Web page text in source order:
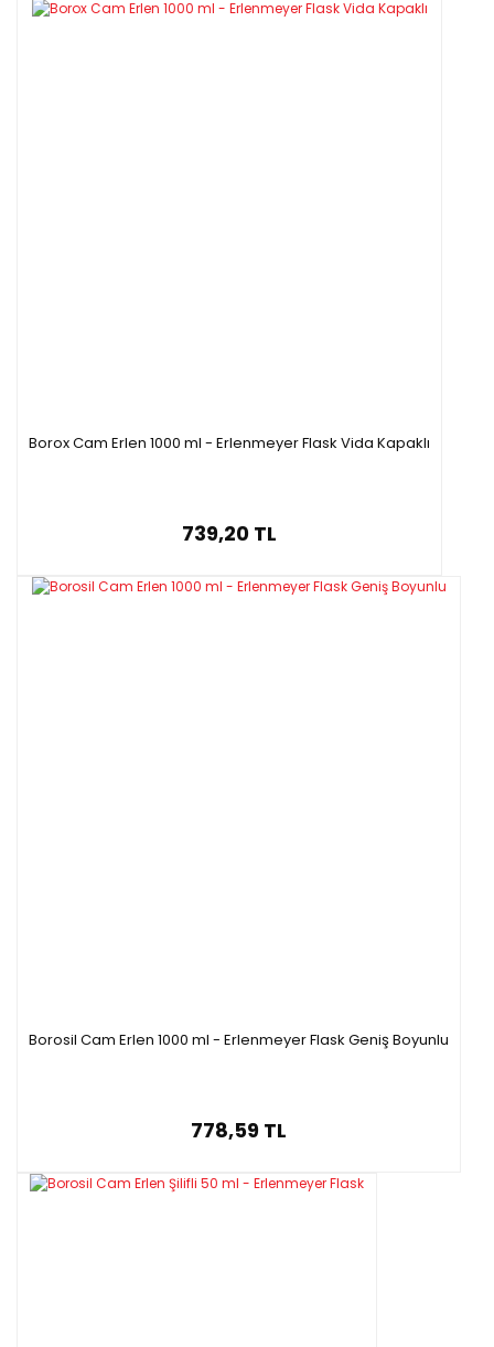
Borox Cam Erlen 1000 ml - Erlenmeyer Flask Vida Kapaklı
739,20 TL
Borosil Cam Erlen 1000 ml - Erlenmeyer Flask Geniş Boyunlu
778,59 TL